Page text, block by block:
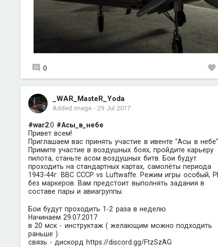
0
_WAR_MasteR_Yoda
Added image-29 Jul 2017
#war2.0 #Асы_в_небе
Привет всем!
Приглашаем вас принять участие в ивенте "Асы в
Примите участие в воздушных боях, пройдите карьеру
пилота, станьте асом воздушных битв. Бои будут
проходить на стандартных картах, самолёты периода
1943-44г. ВВС СССР vs Luftwaffe. Режим игры особый,
без маркеров. Вам предстоит выполнять задания в
составе пары и авиагруппы.
Бои будут проходить 1-2 раза в неделю.
Начинаем 29.07.2017
в 20 мск - инструктаж ( желающим можно подходить
раньше )
связь - дискорд https://discord.gg/FtzSzAG